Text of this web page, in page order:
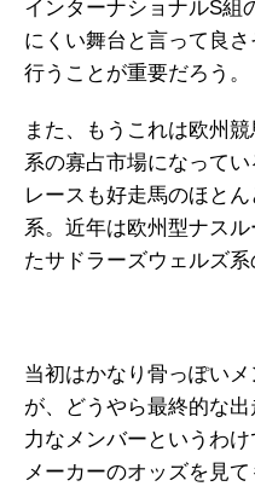
インターナショナルS組
にくい舞台と言って良
行うことが重要だろう。
また、もうこれは欧州
系の寡占市場になって
レースも好走馬のほと
系。近年は欧州型ナス
たサドラーズウェルズ系
当初はかなり骨っぽい
が、どうやら最終的な
力なメンバーというわ
メーカーのオッズを見